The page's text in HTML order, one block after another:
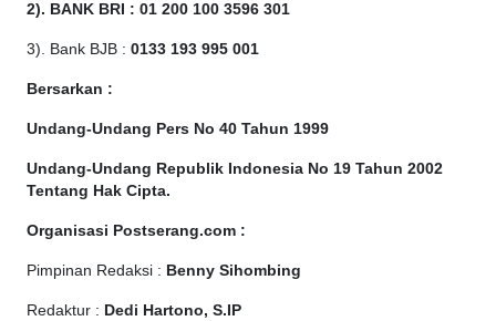
2). BANK BRI : 01 200 100 3596 301
3). Bank BJB : 0133 193 995 001
Bersarkan :
Undang-Undang Pers No 40 Tahun 1999
Undang-Undang Republik Indonesia No 19 Tahun 2002
Tentang Hak Cipta.
Organisasi Postserang.com :
Pimpinan Redaksi : Benny Sihombing
Redaktur : Dedi Hartono, S.IP